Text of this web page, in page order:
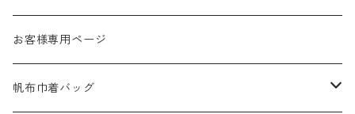
パラフィン帆布
白系
赤系
KEY CHAIN
スマホショルダー
お客様専用ページ
帆布巾着バッグ